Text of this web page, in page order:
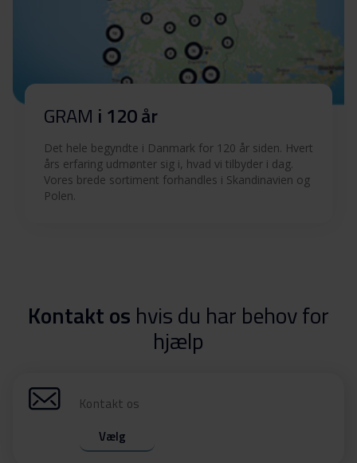
GRAM i 120 år
Det hele begyndte i Danmark for 120 år siden. Hvert
års erfaring udmønter sig i, hvad vi tilbyder i dag.
Vores brede sortiment forhandles i Skandinavien og
Polen.
Kontakt os hvis du har behov for
hjælp
Kontakt os
Vælg